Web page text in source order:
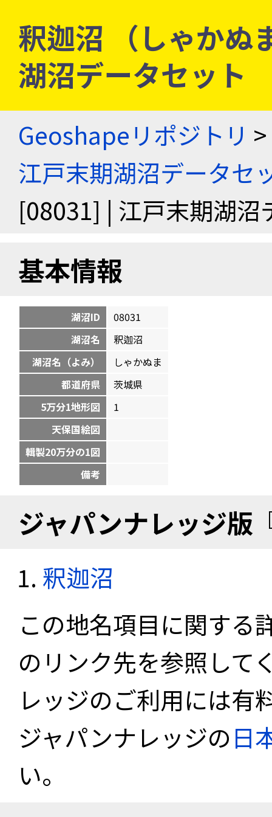
釈迦沼 （しゃか
湖沼データセット
Geoshapeリポジトリ >
江戸末期湖沼データセ
[08031] | 江戸末期湖沼
基本情報
湖沼ID
08031
湖沼名
釈迦沼
湖沼名（よみ）
しゃかぬま
都道府県
茨城県
5万分1地形図
1
天保国絵図
輯製20万分の1図
備考
ジャパンナレッジ版
釈迦沼
この地名項目に関する
のリンク先を参照して
レッジのご利用には有
ジャパンナレッジの日
い。